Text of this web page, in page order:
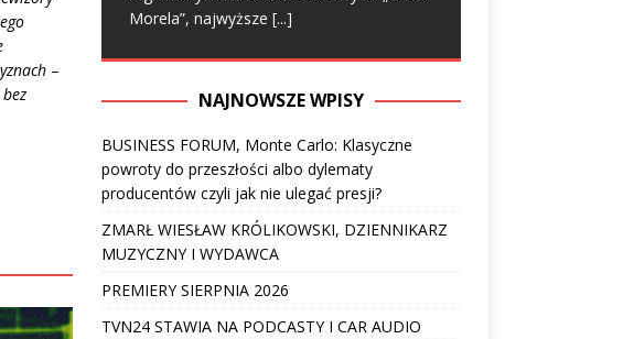
–
bez
Morela”, najwyższe [...]
NAJNOWSZE WPISY
BUSINESS FORUM, Monte Carlo: Klasyczne
powroty do przeszłości albo dylematy
producentów czyli jak nie ulegać presji?
ZMARŁ WIESŁAW KRÓLIKOWSKI, DZIENNIKARZ
MUZYCZNY I WYDAWCA
PREMIERY SIERPNIA 2026
TVN24 STAWIA NA PODCASTY I CAR AUDIO